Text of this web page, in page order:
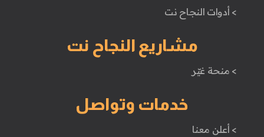
> أدوات النجاح نت
مشاريع النجاح نت
> منحة غيّر
خدمات وتواصل
> أعلن معنا